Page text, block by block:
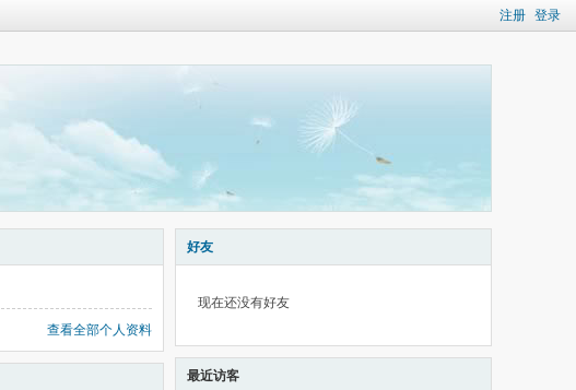
注册 登录
查看全部个人资料
好友
现在还没有好友
最近访客